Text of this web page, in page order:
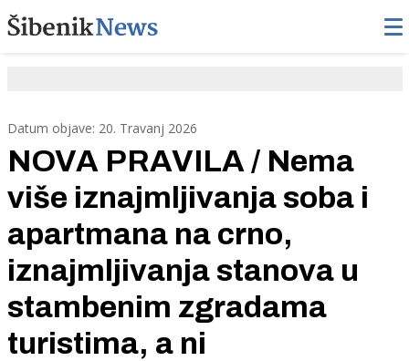
Datum objave: 20. Travanj 2026
NOVA PRAVILA / Nema
više iznajmljivanja soba i
apartmana na crno,
iznajmljivanja stanova u
stambenim zgradama
turistima, a ni